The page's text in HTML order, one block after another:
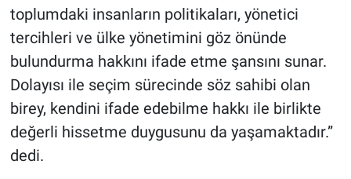
toplumdaki insanların politikaları, yönetici
tercihleri ve ülke yönetimini göz önünde
bulundurma hakkını ifade etme şansını sunar.
Dolayısı ile seçim sürecinde söz sahibi olan
birey, kendini ifade edebilme hakkı ile birlikte
değerli hissetme duygusunu da yaşamaktadır.”
dedi.